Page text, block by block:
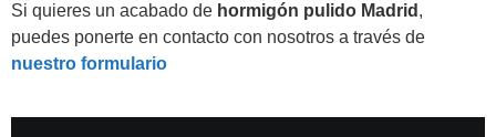
Si quieres un acabado de hormigón pulido Madrid ,
puedes ponerte en contacto con nosotros a través de
nuestro formulario